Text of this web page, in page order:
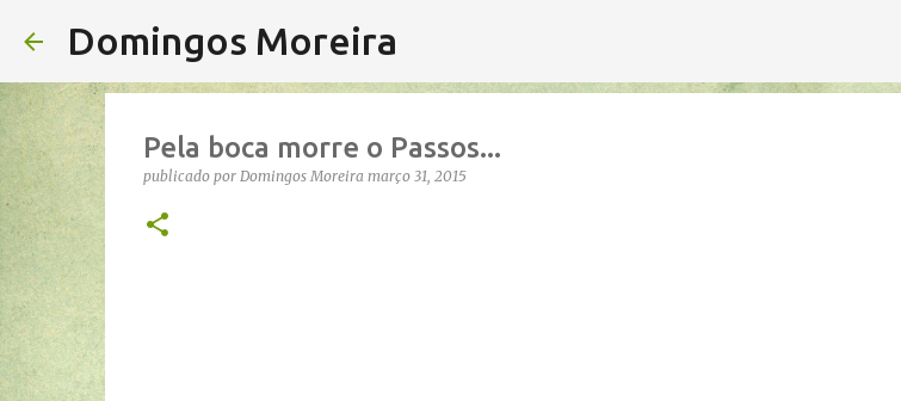
Domingos Moreira
Pela boca morre o Passos...
publicado por Domingos Moreira março 31, 2015